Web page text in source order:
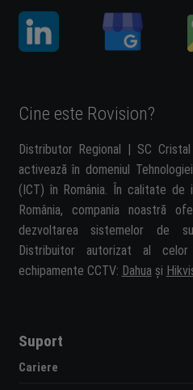
Cine este Rovision?
Distributor Regional | SC
activează în domeniul
(ICT) în România. În calitate
România, compania noastră
dezvoltarea sistemelor de
Distribuitor autorizat al
echipamente CCTV: Dahua și
Suport
Cariere